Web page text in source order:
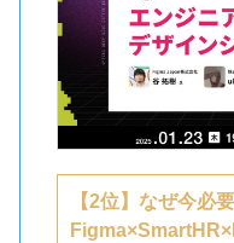
【2位】なぜ今必